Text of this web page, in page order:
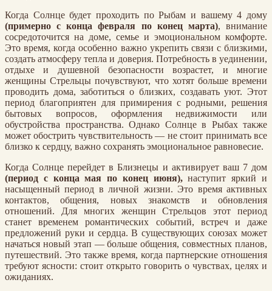
Когда Солнце будет проходить по Рыбам и вашему 4 дому
(примерно с конца февраля по конец марта), внимание
сосредоточится на доме, семье и эмоциональном комфорте.
Это время, когда особенно важно укрепить связи с близкими,
создать атмосферу тепла и доверия. Потребность в уединении,
отдыхе и душевной безопасности возрастет, и многие
женщины Стрельцы почувствуют, что хотят больше времени
проводить дома, заботиться о близких, создавать уют. Этот
период благоприятен для примирения с родными, решения
бытовых вопросов, оформления недвижимости или
обустройства пространства. Однако Солнце в Рыбах также
может обострить чувствительность — не стоит принимать все
близко к сердцу, важно сохранять эмоциональное равновесие.
Когда Солнце перейдет в Близнецы и активирует ваш 7 дом
(период с конца мая по конец июня),наступит яркий и
насыщенный период в личной жизни. Это время активных
контактов, общения, новых знакомств и обновления
отношений. Для многих женщин Стрельцов этот период
станет временем романтических событий, встреч и даже
предложений руки и сердца. В существующих союзах может
начаться новый этап — больше общения, совместных планов,
путешествий. Это также время, когда партнерские отношения
требуют ясности: стоит открыто говорить о чувствах, целях и
ожиданиях.